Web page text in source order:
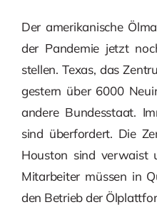
Der amerikanische
der Pandemie jetzt
stellen. Texas, das
gestern über 6000
andere Bundesstaat.
sind überfordert. Die
Houston sind verwaist
Mitarbeiter müssen in
den Betrieb der